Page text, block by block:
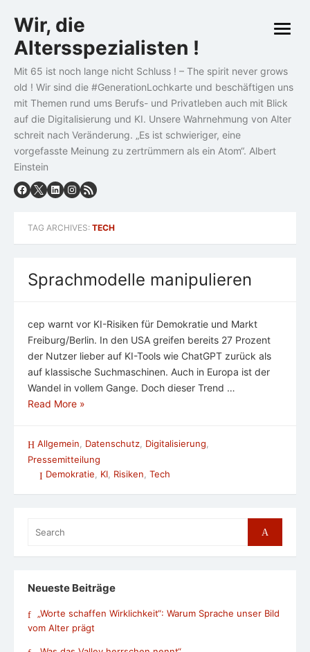
to
content
Wir, die
Altersspezialisten !
Mit 65 ist noch lange nicht Schluss ! – The spirit never grows
old ! Wir sind die #GenerationLochkarte und beschäftigen uns
mit Themen rund ums Berufs- und Privatleben auch mit Blick
auf die Digitalisierung und KI. Unsere Wahrnehmung von Alter
schreit nach Veränderung. „Es ist schwieriger, eine
vorgefasste Meinung zu zertrümmern als ein Atom“. Albert
Einstein
open
TAG ARCHIVES: TECH
Sprachmodelle manipulieren
cep warnt vor KI-Risiken für Demokratie und Markt
Freiburg/Berlin. In den USA greifen bereits 27 Prozent
der Nutzer lieber auf KI-Tools wie ChatGPT zurück als
auf klassische Suchmaschinen. Auch in Europa ist der
Wandel in vollem Gange. Doch dieser Trend …
Read More »
Allgemein Datenschutz Digitalisierung
Pressemitteilung
Demokratie, KI, Risiken, Tech
for:
Search
Neueste Beiträge
„Worte schaffen Wirklichkeit“: Warum Sprache unser Bild
vom Alter prägt